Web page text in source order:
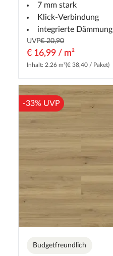
7 mm stark
Klick-Verbindung
integrierte Dämmung
UVP€ 20,90
€ 16,99 / m²
Inhalt: 2.26 m²(€ 38,40 / Paket)
-33% UVP
Budgetfreundlich